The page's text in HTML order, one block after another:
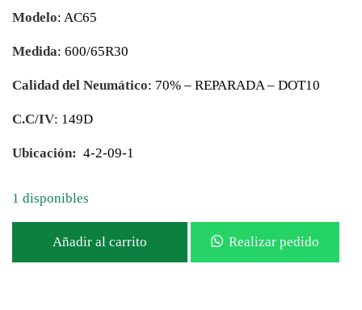
Modelo: AC65
Medida: 600/65R30
Calidad del Neumático: 70% – REPARADA – DOT10
C.C/IV: 149D
Ubicación: 4-2-09-1
1 disponibles
Añadir al carrito Realizar pedido